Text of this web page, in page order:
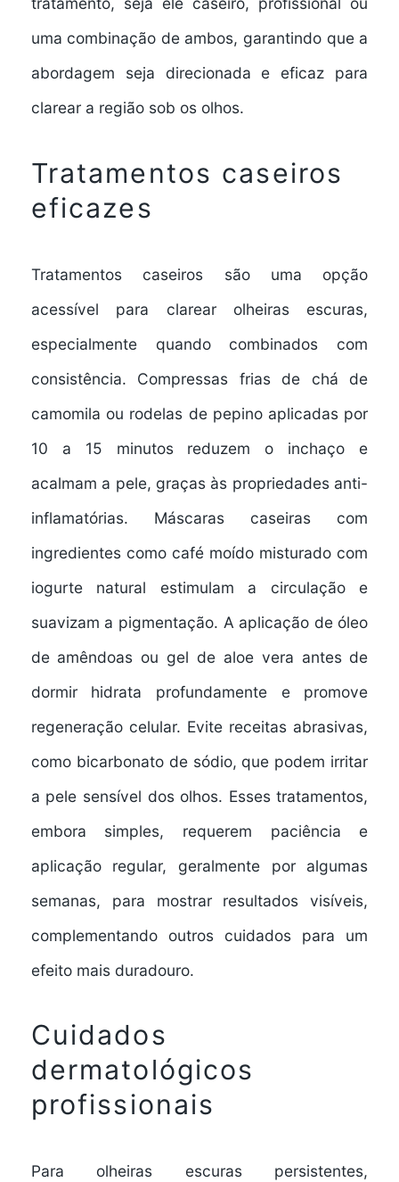
uma combinação de ambos, garantindo que a
abordagem seja direcionada e eficaz para
clarear a região sob os olhos.
Tratamentos caseiros
eficazes
Tratamentos caseiros são uma opção
acessível para clarear olheiras escuras,
especialmente quando combinados com
consistência. Compressas frias de chá de
camomila ou rodelas de pepino aplicadas por
10 a 15 minutos reduzem o inchaço e
acalmam a pele, graças às propriedades anti-
inflamatórias. Máscaras caseiras com
ingredientes como café moído misturado com
iogurte natural estimulam a circulação e
suavizam a pigmentação. A aplicação de óleo
de amêndoas ou gel de aloe vera antes de
dormir hidrata profundamente e promove
regeneração celular. Evite receitas abrasivas,
como bicarbonato de sódio, que podem irritar
a pele sensível dos olhos. Esses tratamentos,
embora simples, requerem paciência e
aplicação regular, geralmente por algumas
semanas, para mostrar resultados visíveis,
complementando outros cuidados para um
efeito mais duradouro.
Cuidados
dermatológicos
profissionais
Para olheiras escuras persistentes,